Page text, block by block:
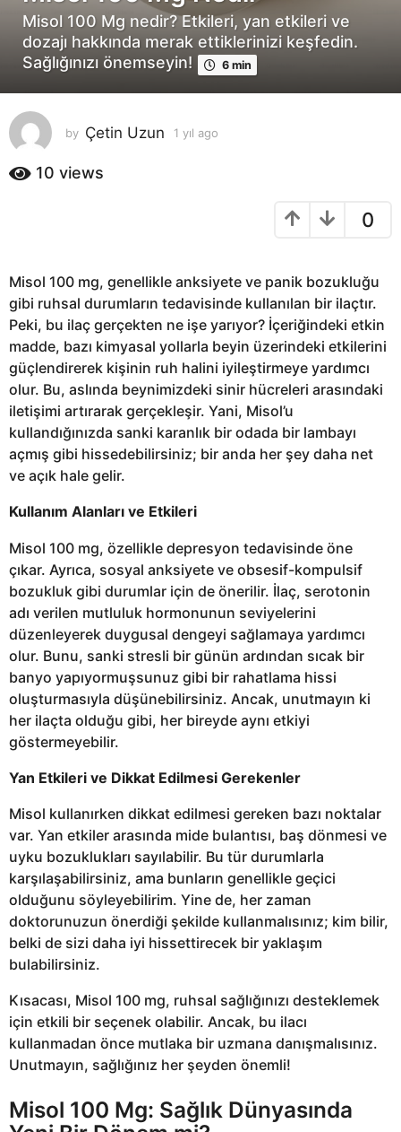
l
a
g
o
1
y
l
Misol 100 Mg nedir? Etkileri, yan etkileri ve
dozajı hakkında merak ettiklerinizi keşfedin.
Sağlığınızı önemseyin!
6 min
by Çetin Uzun 1 yıl ago
10 views
0
Misol 100 mg, genellikle anksiyete ve panik bozukluğu
gibi ruhsal durumların tedavisinde kullanılan bir ilaçtır.
Peki, bu ilaç gerçekten ne işe yarıyor? İçeriğindeki etkin
madde, bazı kimyasal yollarla beyin üzerindeki etkilerini
güçlendirerek kişinin ruh halini iyileştirmeye yardımcı
olur. Bu, aslında beynimizdeki sinir hücreleri arasındaki
iletişimi artırarak gerçekleşir. Yani, Misol’u
kullandığınızda sanki karanlık bir odada bir lambayı
açmış gibi hissedebilirsiniz; bir anda her şey daha net
ve açık hale gelir.
Kullanım Alanları ve Etkileri
Misol 100 mg, özellikle depresyon tedavisinde öne
çıkar. Ayrıca, sosyal anksiyete ve obsesif-kompulsif
bozukluk gibi durumlar için de önerilir. İlaç, serotonin
adı verilen mutluluk hormonunun seviyelerini
düzenleyerek duygusal dengeyi sağlamaya yardımcı
olur. Bunu, sanki stresli bir günün ardından sıcak bir
banyo yapıyormuşsunuz gibi bir rahatlama hissi
oluşturmasıyla düşünebilirsiniz. Ancak, unutmayın ki
her ilaçta olduğu gibi, her bireyde aynı etkiyi
göstermeyebilir.
Yan Etkileri ve Dikkat Edilmesi Gerekenler
Misol kullanırken dikkat edilmesi gereken bazı noktalar
var. Yan etkiler arasında mide bulantısı, baş dönmesi ve
uyku bozuklukları sayılabilir. Bu tür durumlarla
karşılaşabilirsiniz, ama bunların genellikle geçici
olduğunu söyleyebilirim. Yine de, her zaman
doktorunuzun önerdiği şekilde kullanmalısınız; kim bilir,
belki de sizi daha iyi hissettirecek bir yaklaşım
bulabilirsiniz.
Kısacası, Misol 100 mg, ruhsal sağlığınızı desteklemek
için etkili bir seçenek olabilir. Ancak, bu ilacı
kullanmadan önce mutlaka bir uzmana danışmalısınız.
Unutmayın, sağlığınız her şeyden önemli!
Misol 100 Mg: Sağlık Dünyasında